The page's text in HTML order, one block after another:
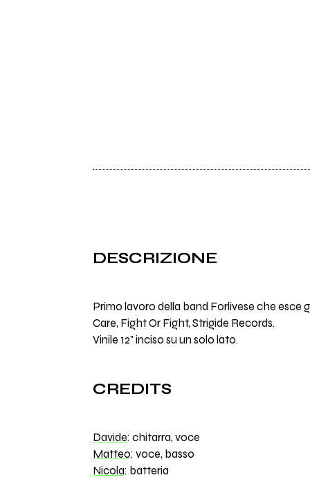
DESCRIZIONE
Primo lavoro della band Forlivese che esce
Care, Fight Or Fight, Strigide Records.
Vinile 12" inciso su un solo lato.
CREDITS
Davide: chitarra, voce
Matteo: voce, basso
Nicola: batteria